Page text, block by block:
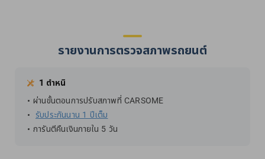
รายงานการตรวจสภาพรถยนต์
1 ตำหนิ
ผ่านขั้นตอนการปรับสภาพที่ CARSOME
รับประกันนาน 1 ปีเต็ม
การันตีคืนเงินภายใน 5 วัน